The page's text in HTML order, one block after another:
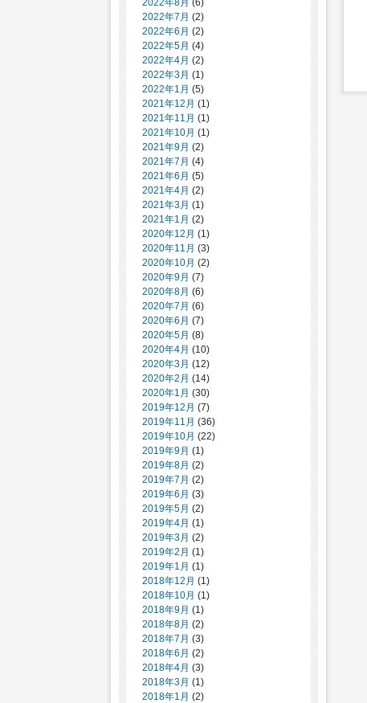
2022年8月 (6)
2022年7月 (2)
2022年6月 (2)
2022年5月 (4)
2022年4月 (2)
2022年3月 (1)
2022年1月 (5)
2021年12月 (1)
2021年11月 (1)
2021年10月 (1)
2021年9月 (2)
2021年7月 (4)
2021年6月 (5)
2021年4月 (2)
2021年3月 (1)
2021年1月 (2)
2020年12月 (1)
2020年11月 (3)
2020年10月 (2)
2020年9月 (7)
2020年8月 (6)
2020年7月 (6)
2020年6月 (7)
2020年5月 (8)
2020年4月 (10)
2020年3月 (12)
2020年2月 (14)
2020年1月 (30)
2019年12月 (7)
2019年11月 (36)
2019年10月 (22)
2019年9月 (1)
2019年8月 (2)
2019年7月 (2)
2019年6月 (3)
2019年5月 (2)
2019年4月 (1)
2019年3月 (2)
2019年2月 (1)
2019年1月 (1)
2018年12月 (1)
2018年10月 (1)
2018年9月 (1)
2018年8月 (2)
2018年7月 (3)
2018年6月 (2)
2018年4月 (3)
2018年3月 (1)
2018年1月 (2)